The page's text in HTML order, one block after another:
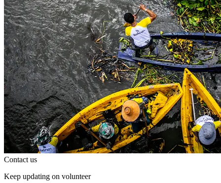
Contact us
Keep updating on volunteer